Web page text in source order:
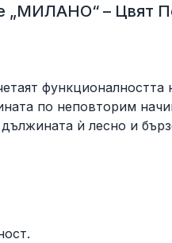
– Цвят
функционалността
по неповторим
ѝ лесно и